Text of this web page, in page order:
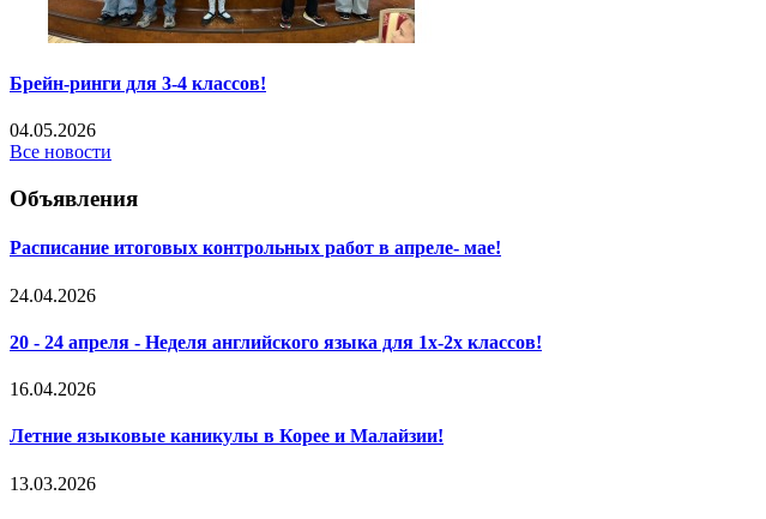
Брейн-ринги для 3-4 классов!
04.05.2026
Все новости
Объявления
Расписание итоговых контрольных работ в апреле- мае!
24.04.2026
20 - 24 апреля - Неделя английского языка для 1х-2х классов!
16.04.2026
Летние языковые каникулы в Корее и Малайзии!
13.03.2026